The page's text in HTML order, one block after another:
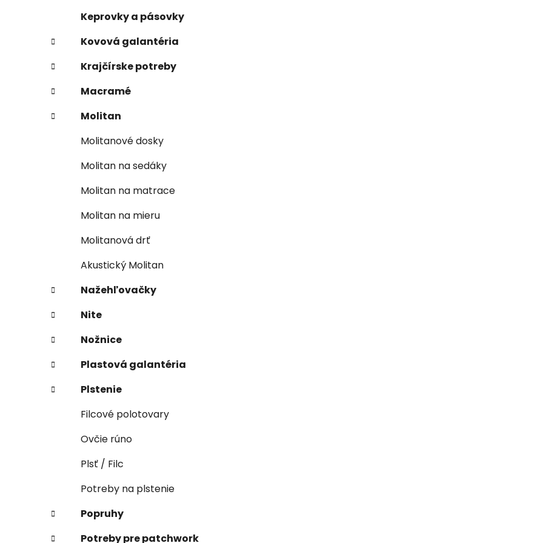
Keprovky a pásovky
Kovová galantéria
Krajčírske potreby
Macramé
Molitan
Molitanové dosky
Molitan na sedáky
Molitan na matrace
Molitan na mieru
Molitanová drť
Akustický Molitan
Nažehľovačky
Nite
Nožnice
Plastová galantéria
Plstenie
Filcové polotovary
Ovčie rúno
Plsť / Filc
Potreby na plstenie
Popruhy
Potreby pre patchwork